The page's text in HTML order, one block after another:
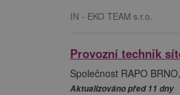
IN - EKO TEAM s.r.o.
Provozní technik
Společnost RAPO
Aktualizováno před 11 dny